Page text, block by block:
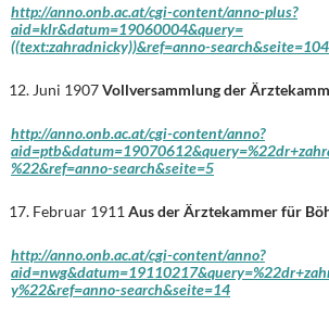
http://anno.onb.ac.at/cgi-content/anno-plus?
aid=klr&datum=19060004&query=
((text:zahradnicky))&ref=anno-search&seite=104
Juni 1907Vollversammlung der
http://anno.onb.ac.at/cgi-content/anno?
%22&ref=anno-search&seite=5
Februar 1911 Aus der Ärztekammer für
http://anno.onb.ac.at/cgi-content/anno?
y%22&ref=anno-search&seite=14